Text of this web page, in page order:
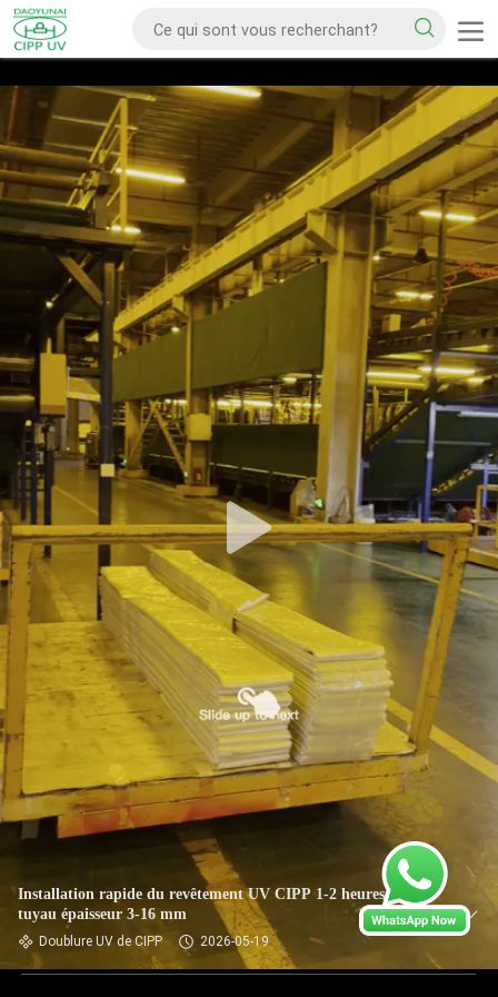
Installation rapide du revêtement UV CIPP 1-2 heures par
tuyau épaisseur 3-16 mm
Doublure UV de CIPP 2026-05-19